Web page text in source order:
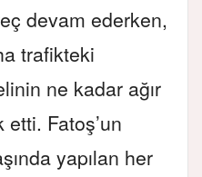
devam ederken,
trafikteki
ne kadar ağır
etti. Fatoş’un
yapılan her